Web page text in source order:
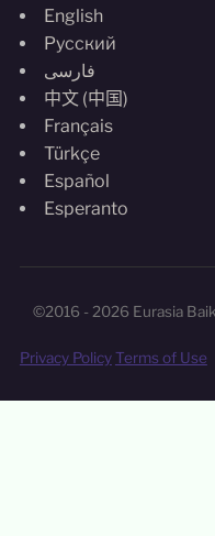
English
Русский
فارسی
中文 (中国)
Français
Türkçe
Español
Esperanto
©2016 - 2026 Eurasia
Privacy PolicyTerms of Use